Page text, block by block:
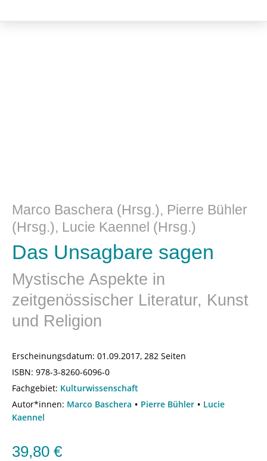
Marco Baschera (Hrsg.), Pierre Bühler
(Hrsg.), Lucie Kaennel (Hrsg.)
Das Unsagbare sagen
Mystische Aspekte in
zeitgenössischer Literatur, Kunst
und Religion
Erscheinungsdatum: 01.09.2017, 282 Seiten
ISBN: 978-3-8260-6096-0
Fachgebiet: Kulturwissenschaft
Autor*innen: Marco Baschera Pierre Bühler
Lucie
Kaennel
39,80 €